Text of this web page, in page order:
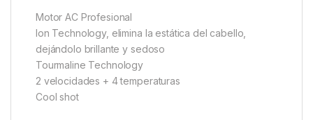
Motor AC Profesional
Ion Technology, elimina la estática del cabello,
dejándolo brillante y sedoso
Tourmaline Technology
2 velocidades + 4 temperaturas
Cool shot